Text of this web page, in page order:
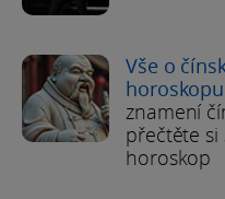
Vše o
horoskopu
znamení
přečtěte si
horoskop